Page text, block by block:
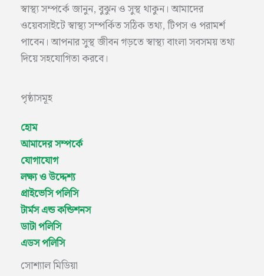
স্বাস্থ্য সম্পর্কে জানুন, বুঝুন ও সুস্থ থাকুন। আমাদের
ওয়েবসাইটে স্বাস্থ্য সম্পর্কিত সঠিক তথ্য, টিপস ও পরামর্শ
পাবেন। আপনার সুস্থ জীবন গড়তে স্বাস্থ্য বাংলা সবসময় তথ্য
দিয়ে সহযোগিতা করবে।
পৃষ্ঠাসমূহ
হোম
আমাদের সম্পর্কে
যোগাযোগ
লক্ষ্য ও উদ্দেশ্য
প্রাইভেসি পলিসি
টার্মস এন্ড কন্ডিশনস
ডাটা পলিসি
এডস পলিসি
সোশ্যাল মিডিয়া